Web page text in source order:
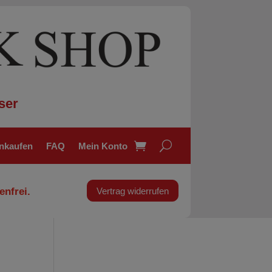
FAQ Mein Konto
Vertrag widerrufen